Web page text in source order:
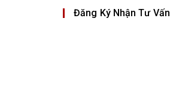
Đăng Ký Nhận Tư Vấn